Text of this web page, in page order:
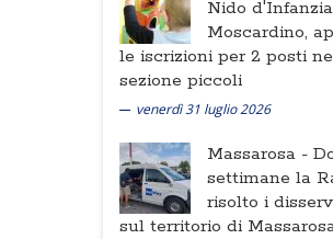
Nido d'Infanzia
Moscardino,
le iscrizioni per 2 posti
sezione piccoli
venerdì 31 luglio 2026
Massarosa -
settimane la
risolto i
sul territorio di